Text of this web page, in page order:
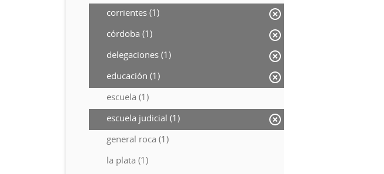
corrientes (1)
córdoba (1)
delegaciones (1)
educación (1)
escuela (1)
escuela judicial (1)
general roca (1)
la plata (1)